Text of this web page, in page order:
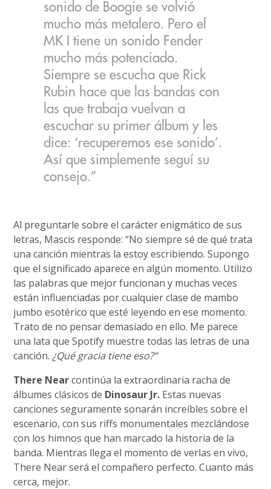
sonido de Boogie se volvió
mucho más metalero. Pero el
MK I tiene un sonido Fender
mucho más potenciado.
Siempre se escucha que Rick
Rubin hace que las bandas con
las que trabaja vuelvan a
escuchar su primer álbum y les
dice: ‘recuperemos ese sonido’.
Así que simplemente seguí su
consejo.”
Al preguntarle sobre el carácter enigmático de sus
letras, Mascis responde: “No siempre sé de qué trata
una canción mientras la estoy escribiendo. Supongo
que el significado aparece en algún momento. Utilizo
las palabras que mejor funcionan y muchas veces
están influenciadas por cualquier clase de mambo
jumbo esotérico que esté leyendo en ese momento.
Trato de no pensar demasiado en ello. Me parece
una lata que Spotify muestre todas las letras de una
canción.¿Qué gracia tiene eso?”
There Nearcontinúa la extraordinaria racha de
álbumes clásicos de Dinosaur Jr. Estas nuevas
canciones seguramente sonarán increíbles sobre el
escenario, con sus riffs monumentales mezclándose
con los himnos que han marcado la historia de la
banda. Mientras llega el momento de verlas en vivo,
There Near será el compañero perfecto. Cuanto más
cerca, mejor.